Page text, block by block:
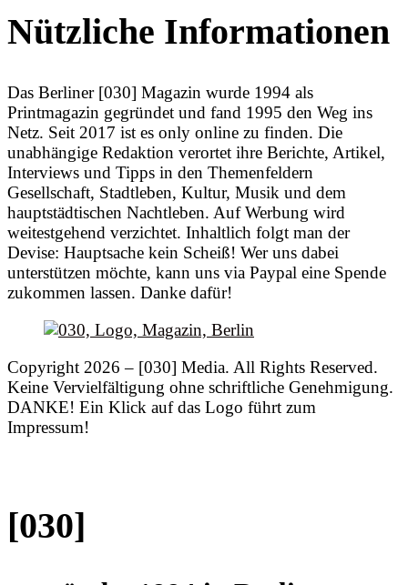
Nützliche Informationen
Das Berliner [030] Magazin wurde 1994 als
Printmagazin gegründet und fand 1995 den Weg ins
Netz. Seit 2017 ist es only online zu finden. Die
unabhängige Redaktion verortet ihre Berichte, Artikel,
Interviews und Tipps in den Themenfeldern
Gesellschaft, Stadtleben, Kultur, Musik und dem
hauptstädtischen Nachtleben. Auf Werbung wird
weitestgehend verzichtet. Inhaltlich folgt man der
Devise: Hauptsache kein Scheiß! Wer uns dabei
unterstützen möchte, kann uns via Paypal eine Spende
zukommen lassen. Danke dafür!
Copyright 2026 – [030] Media. All Rights Reserved.
Keine Vervielfältigung ohne schriftliche Genehmigung.
DANKE! Ein Klick auf das Logo führt zum
Impressum!
[030]